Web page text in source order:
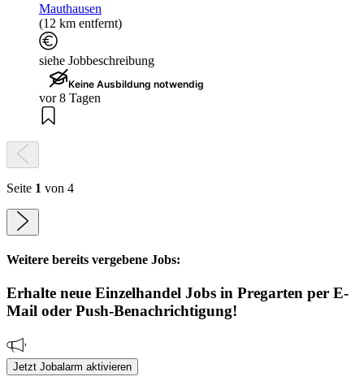
Mauthausen
(12 km entfernt)
siehe Jobbeschreibung
Keine Ausbildung notwendig
vor 8 Tagen
Seite 1 von 4
Weitere bereits vergebene Jobs:
Erhalte neue Einzelhandel Jobs in Pregarten per E-
Mail oder Push-Benachrichtigung!
Jetzt Jobalarm aktivieren